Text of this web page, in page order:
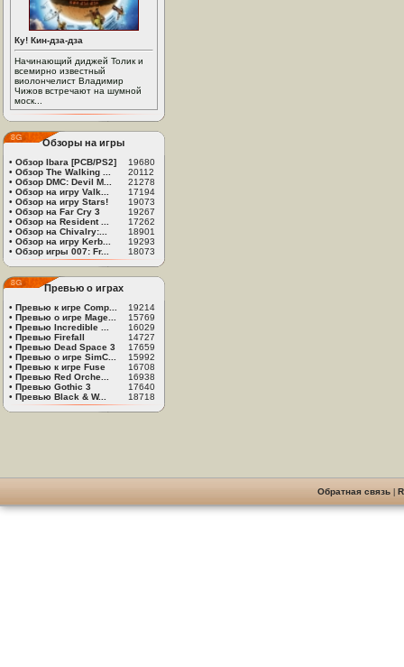
Ку! Кин-дза-дза
Начинающий диджей Толик и
всемирно известный
виолончелист Владимир
Чижов встречают на шумной
моск...
Обзоры на игры
• Обзор Ibara [PCB/PS2]
19680
• Обзор The Walking ...
20112
• Обзор DMC: Devil M...
21278
• Обзор на игру Valk...
17194
• Обзор на игру Stars!
19073
• Обзор на Far Cry 3
19267
• Обзор на Resident ...
17262
• Обзор на Chivalry:...
18901
• Обзор на игру Kerb...
19293
• Обзор игры 007: Fr... 18073
Превью о играх
• Превью к игре Comp...
19214
• Превью о игре Mage...
15769
• Превью Incredible ...
16029
• Превью Firefall
14727
• Превью Dead Space 3
17659
• Превью о игре SimC...
15992
• Превью к игре Fuse
16708
• Превью Red Orche...
16938
• Превью Gothic 3
17640
• Превью Black & W... 18718
Обратная связь